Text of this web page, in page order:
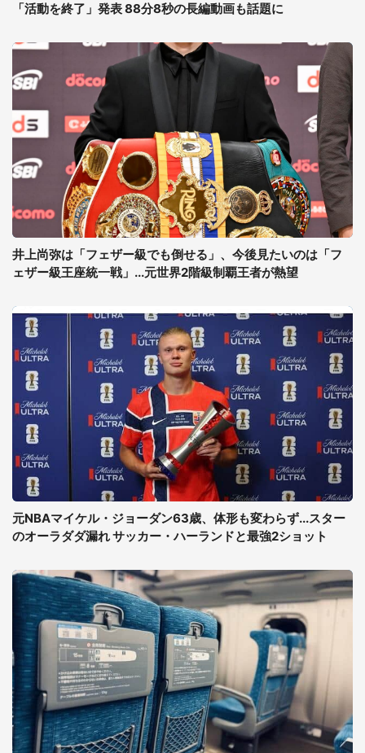
「活動を終了」発表 88分8秒の長編動画も話題に
井上尚弥は「フェザー級でも倒せる」、今後見たいのは「フ
ェザー級王座統一戦」...元世界2階級制覇王者が熱望
元NBAマイケル・ジョーダン63歳、体形も変わらず...スター
のオーラダダ漏れ サッカー・ハーランドと最強2ショット